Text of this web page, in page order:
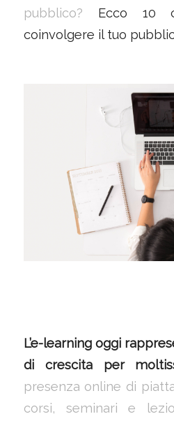
pubblico? Ecco 10
coinvolgere il tuo
L’e-learning oggi
di crescita per
presenza online di
corsi, seminari e